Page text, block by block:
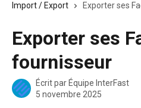
Import / Export
Exporter ses
Exporter ses
fournisseur
Écrit par Équipe InterFast
5 novembre 2025